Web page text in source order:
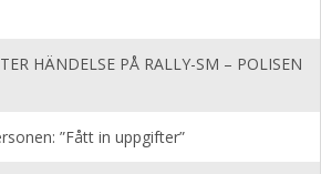
HÄNDELSE PÅ RALLY-SM – POLISEN
”Fått in uppgifter”